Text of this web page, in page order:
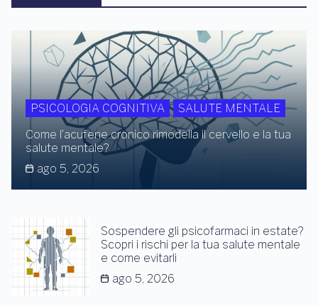
PSICOLOGIA COGNITIVA
SALUTE MENTALE
Come l’acufene cronico rimodella il cervello e la tua
salute mentale?
ago 5, 2026
Sospendere gli psicofarmaci in estate?
Scopri i rischi per la tua salute mentale
e come evitarli
ago 5, 2026